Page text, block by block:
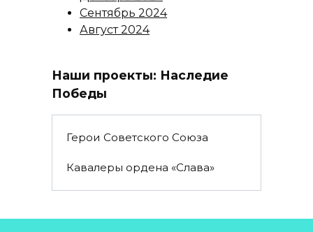
Сентябрь 2024
Август 2024
Наши проекты: Наследие
Победы
Герои Советского Союза
Кавалеры ордена «Слава»